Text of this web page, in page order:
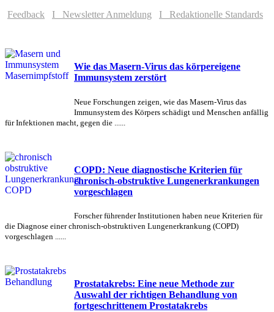
Feedback I Newsletter Anmeldung I Redaktionelle Standards
Wie das Masern-Virus das körpereigene
Immunsystem zerstört
Neue Forschungen zeigen, wie das Masern-Virus das
Immunsystem des Körpers schädigt und Menschen anfällig
für Infektionen macht, gegen die ......
COPD: Neue diagnostische Kriterien für
chronisch-obstruktive Lungenerkrankungen
vorgeschlagen
Forscher führender Institutionen haben neue Kriterien für
die Diagnose einer chronisch-obstruktiven Lungenerkrankung (COPD)
vorgeschlagen ......
Prostatakrebs: Eine neue Methode zur
Auswahl der richtigen Behandlung von
fortgeschrittenem Prostatakrebs